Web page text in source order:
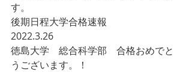
す。
後期日程大学合格速報
2022.3.26
徳島大学　総合科学部　合格おめでと
うございます。！